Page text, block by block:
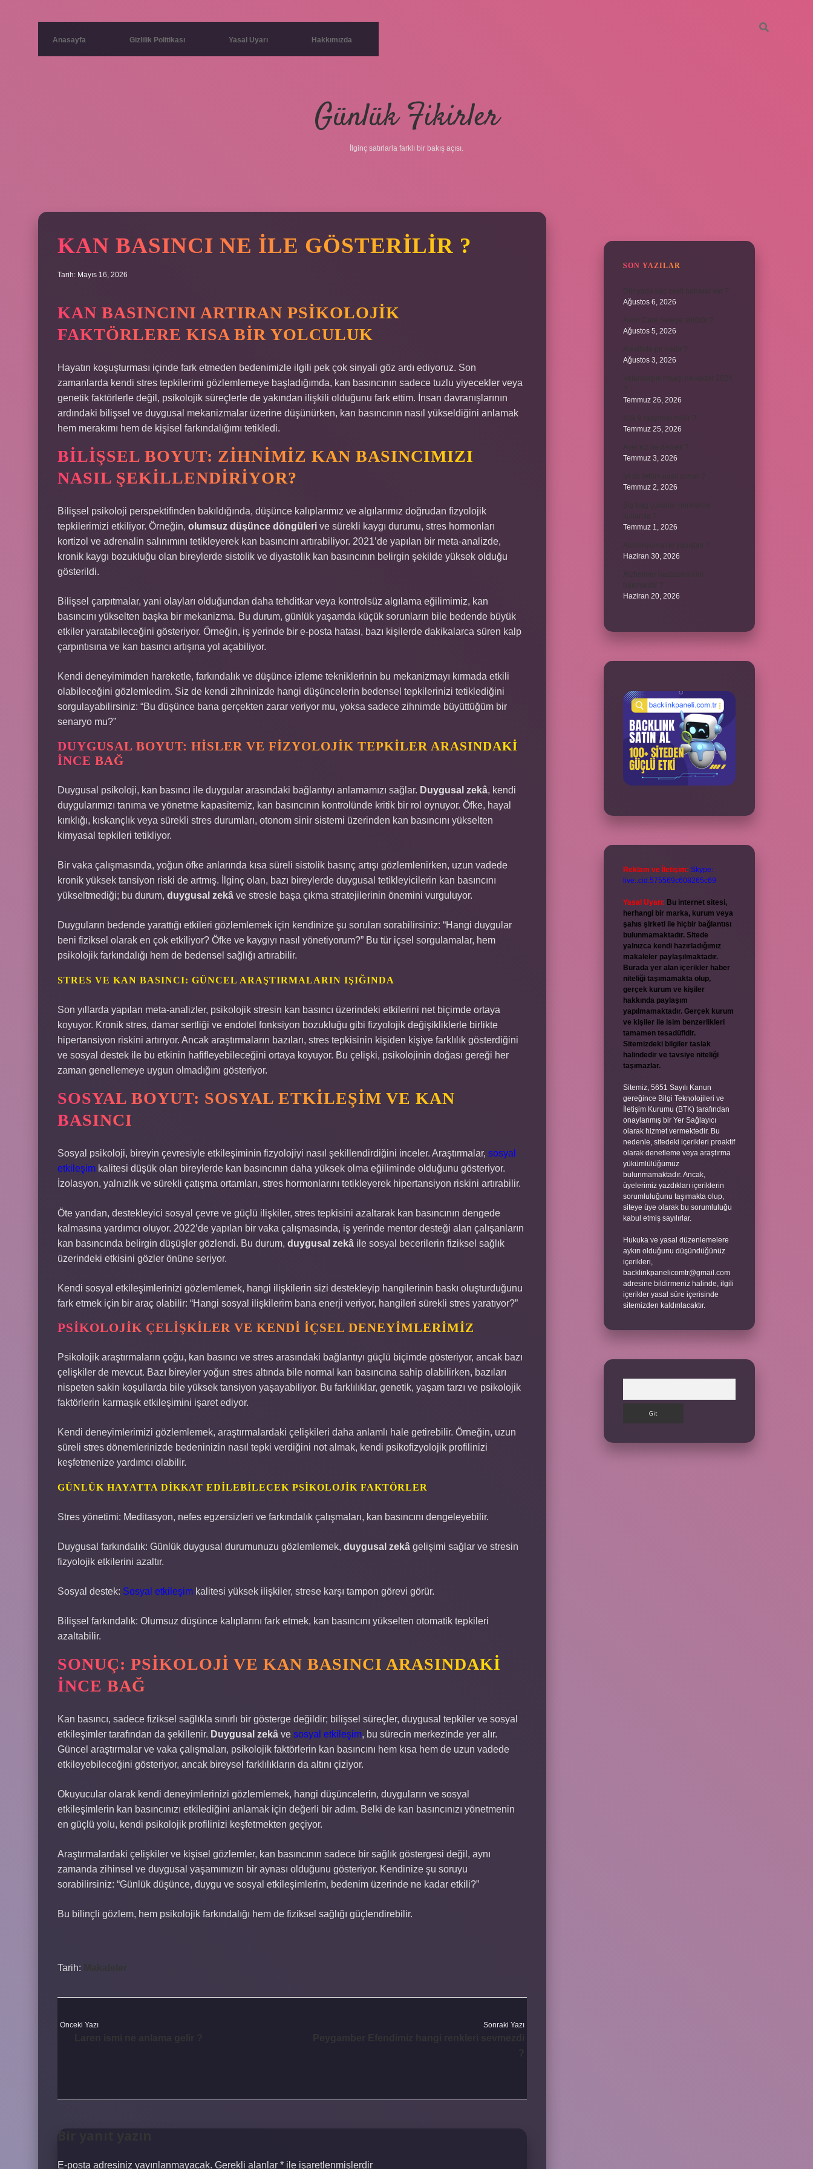
Anasayfa Gizlilik Politikası Yasal Uyarı Hakkımızda
Günlük Fikirler
İlginç satırlarla farklı bir bakış açısı.
KAN BASINCI NE ILE GÖSTERILIR ?
Tarih: Mayıs 16, 2026
KAN BASINCINI ARTIRAN PSIKOLOJIK
FAKTÖRLERE KISA BIR YOLCULUK
Hayatın koşuşturması içinde fark etmeden bedenimizle ilgili pek çok sinyali göz ardı ediyoruz. Son
zamanlarda kendi stres tepkilerimi gözlemlemeye başladığımda, kan basıncının sadece tuzlu yiyecekler veya
genetik faktörlerle değil, psikolojik süreçlerle de yakından ilişkili olduğunu fark ettim. İnsan davranışlarının
ardındaki bilişsel ve duygusal mekanizmalar üzerine düşünürken, kan basıncının nasıl yükseldiğini anlamak
hem merakımı hem de kişisel farkındalığımı tetikledi.
BILIŞSEL BOYUT: ZIHNIMIZ KAN BASINCIMIZI
NASIL ŞEKILLENDIRIYOR?
Bilişsel psikoloji perspektifinden bakıldığında, düşünce kalıplarımız ve algılarımız doğrudan fizyolojik
tepkilerimizi etkiliyor. Örneğin, olumsuz düşünce döngüleri ve sürekli kaygı durumu, stres hormonları
kortizol ve adrenalin salınımını tetikleyerek kan basıncını artırabiliyor. 2021’de yapılan bir meta-analizde,
kronik kaygı bozukluğu olan bireylerde sistolik ve diyastolik kan basıncının belirgin şekilde yüksek olduğu
gösterildi.
Bilişsel çarpıtmalar, yani olayları olduğundan daha tehditkar veya kontrolsüz algılama eğilimimiz, kan
basıncını yükselten başka bir mekanizma. Bu durum, günlük yaşamda küçük sorunların bile bedende büyük
etkiler yaratabileceğini gösteriyor. Örneğin, iş yerinde bir e-posta hatası, bazı kişilerde dakikalarca süren kalp
çarpıntısına ve kan basıncı artışına yol açabiliyor.
Kendi deneyimimden hareketle, farkındalık ve düşünce izleme tekniklerinin bu mekanizmayı kırmada etkili
olabileceğini gözlemledim. Siz de kendi zihninizde hangi düşüncelerin bedensel tepkilerinizi tetiklediğini
sorgulayabilirsiniz: “Bu düşünce bana gerçekten zarar veriyor mu, yoksa sadece zihnimde büyüttüğüm bir
senaryo mu?”
DUYGUSAL BOYUT: HISLER VE FIZYOLOJIK TEPKILER ARASINDAKI
İNCE BAĞ
Duygusal psikoloji, kan basıncı ile duygular arasındaki bağlantıyı anlamamızı sağlar. Duygusal zekâ, kendi
duygularımızı tanıma ve yönetme kapasitemiz, kan basıncının kontrolünde kritik bir rol oynuyor. Öfke, hayal
kırıklığı, kıskançlık veya sürekli stres durumları, otonom sinir sistemi üzerinden kan basıncını yükselten
kimyasal tepkileri tetikliyor.
Bir vaka çalışmasında, yoğun öfke anlarında kısa süreli sistolik basınç artışı gözlemlenirken, uzun vadede
kronik yüksek tansiyon riski de artmış. İlginç olan, bazı bireylerde duygusal tetikleyicilerin kan basıncını
yükseltmediği; bu durum, duygusal zekâ ve stresle başa çıkma stratejilerinin önemini vurguluyor.
Duyguların bedende yarattığı etkileri gözlemlemek için kendinize şu soruları sorabilirsiniz: “Hangi duygular
beni fiziksel olarak en çok etkiliyor? Öfke ve kaygıyı nasıl yönetiyorum?” Bu tür içsel sorgulamalar, hem
psikolojik farkındalığı hem de bedensel sağlığı artırabilir.
STRES VE KAN BASINCI: GÜNCEL ARAŞTIRMALARIN IŞIĞINDA
Son yıllarda yapılan meta-analizler, psikolojik stresin kan basıncı üzerindeki etkilerini net biçimde ortaya
koyuyor. Kronik stres, damar sertliği ve endotel fonksiyon bozukluğu gibi fizyolojik değişikliklerle birlikte
hipertansiyon riskini artırıyor. Ancak araştırmaların bazıları, stres tepkisinin kişiden kişiye farklılık gösterdiğini
ve sosyal destek ile bu etkinin hafifleyebileceğini ortaya koyuyor. Bu çelişki, psikolojinin doğası gereği her
zaman genellemeye uygun olmadığını gösteriyor.
SOSYAL BOYUT: SOSYAL ETKILEŞIM VE KAN
BASINCI
Sosyal psikoloji, bireyin çevresiyle etkileşiminin fizyolojiyi nasıl şekillendirdiğini inceler. Araştırmalar, sosyal
etkileşim kalitesi düşük olan bireylerde kan basıncının daha yüksek olma eğiliminde olduğunu gösteriyor.
İzolasyon, yalnızlık ve sürekli çatışma ortamları, stres hormonlarını tetikleyerek hipertansiyon riskini artırabilir.
Öte yandan, destekleyici sosyal çevre ve güçlü ilişkiler, stres tepkisini azaltarak kan basıncının dengede
kalmasına yardımcı oluyor. 2022’de yapılan bir vaka çalışmasında, iş yerinde mentor desteği alan çalışanların
kan basıncında belirgin düşüşler gözlendi. Bu durum, duygusal zekâ ile sosyal becerilerin fiziksel sağlık
üzerindeki etkisini gözler önüne seriyor.
Kendi sosyal etkileşimlerinizi gözlemlemek, hangi ilişkilerin sizi destekleyip hangilerinin baskı oluşturduğunu
fark etmek için bir araç olabilir: “Hangi sosyal ilişkilerim bana enerji veriyor, hangileri sürekli stres yaratıyor?”
PSIKOLOJIK ÇELIŞKILER VE KENDI İÇSEL DENEYIMLERIMIZ
Psikolojik araştırmaların çoğu, kan basıncı ve stres arasındaki bağlantıyı güçlü biçimde gösteriyor, ancak bazı
çelişkiler de mevcut. Bazı bireyler yoğun stres altında bile normal kan basıncına sahip olabilirken, bazıları
nispeten sakin koşullarda bile yüksek tansiyon yaşayabiliyor. Bu farklılıklar, genetik, yaşam tarzı ve psikolojik
faktörlerin karmaşık etkileşimini işaret ediyor.
Kendi deneyimlerimizi gözlemlemek, araştırmalardaki çelişkileri daha anlamlı hale getirebilir. Örneğin, uzun
süreli stres dönemlerinizde bedeninizin nasıl tepki verdiğini not almak, kendi psikofizyolojik profilinizi
keşfetmenize yardımcı olabilir.
GÜNLÜK HAYATTA DIKKAT EDILEBILECEK PSIKOLOJIK FAKTÖRLER
Stres yönetimi: Meditasyon, nefes egzersizleri ve farkındalık çalışmaları, kan basıncını dengeleyebilir.
Duygusal farkındalık: Günlük duygusal durumunuzu gözlemlemek, duygusal zekâ gelişimi sağlar ve stresin
fizyolojik etkilerini azaltır.
Sosyal destek: Sosyal etkileşim kalitesi yüksek ilişkiler, strese karşı tampon görevi görür.
Bilişsel farkındalık: Olumsuz düşünce kalıplarını fark etmek, kan basıncını yükselten otomatik tepkileri
azaltabilir.
SONUÇ: PSIKOLOJI VE KAN BASINCI ARASINDAKI
İNCE BAĞ
Kan basıncı, sadece fiziksel sağlıkla sınırlı bir gösterge değildir; bilişsel süreçler, duygusal tepkiler ve sosyal
etkileşimler tarafından da şekillenir. Duygusal zekâ ve sosyal etkileşim, bu sürecin merkezinde yer alır.
Güncel araştırmalar ve vaka çalışmaları, psikolojik faktörlerin kan basıncını hem kısa hem de uzun vadede
etkileyebileceğini gösteriyor, ancak bireysel farklılıkların da altını çiziyor.
Okuyucular olarak kendi deneyimlerinizi gözlemlemek, hangi düşüncelerin, duyguların ve sosyal
etkileşimlerin kan basıncınızı etkilediğini anlamak için değerli bir adım. Belki de kan basıncınızı yönetmenin
en güçlü yolu, kendi psikolojik profilinizi keşfetmekten geçiyor.
Araştırmalardaki çelişkiler ve kişisel gözlemler, kan basıncının sadece bir sağlık göstergesi değil, aynı
zamanda zihinsel ve duygusal yaşamımızın bir aynası olduğunu gösteriyor. Kendinize şu soruyu
sorabilirsiniz: “Günlük düşünce, duygu ve sosyal etkileşimlerim, bedenim üzerinde ne kadar etkili?”
Bu bilinçli gözlem, hem psikolojik farkındalığı hem de fiziksel sağlığı güçlendirebilir.
Tarih: Makaleler
Önceki Yazı Sonraki Yazı
Bir yanıt yazın
E-posta adresiniz yayınlanmayacak. Gerekli alanlar * ile işaretlenmişlerdir
SON YAZILAR
Dünyada kaç cesit baharat var ?
Ağustos 6, 2026
Ağustos 5, 2026
Alevilikte pir nedir ?
Ağustos 3, 2026
Temmuz 26, 2026
Temmuz 25, 2026
Temmuz 3, 2026
Temmuz 2, 2026
Temmuz 1, 2026
Haziran 30, 2026
Haziran 20, 2026
Reklam ve İletişim: Skype:
live:.cid.575569c608265c69
Yasal Uyarı: Bu internet sitesi,
herhangi bir marka, kurum veya
şahıs şirketi ile hiçbir bağlantısı
bulunmamaktadır. Sitede
yalnızca kendi hazırladığımız
makaleler paylaşılmaktadır.
Burada yer alan içerikler haber
niteliği taşımamakta olup,
gerçek kurum ve kişiler
hakkında paylaşım
yapılmamaktadır. Gerçek kurum
ve kişiler ile isim benzerlikleri
tamamen tesadüfidir.
Sitemizdeki bilgiler taslak
halindedir ve tavsiye niteliği
taşımazlar.
Sitemiz, 5651 Sayılı Kanun
gereğince Bilgi Teknolojileri ve
İletişim Kurumu (BTK) tarafından
onaylanmış bir Yer Sağlayıcı
olarak hizmet vermektedir. Bu
nedenle, sitedeki içerikleri proaktif
olarak denetleme veya araştırma
yükümlülüğümüz
bulunmamaktadır. Ancak,
üyelerimiz yazdıkları içeriklerin
sorumluluğunu taşımakta olup,
siteye üye olarak bu sorumluluğu
kabul etmiş sayılırlar.
Hukuka ve yasal düzenlemelere
aykırı olduğunu düşündüğünüz
içerikleri,
backlinkpanelicomtr@gmail.com
adresine bildirmeniz halinde, ilgili
içerikler yasal süre içerisinde
sitemizden kaldırılacaktır.